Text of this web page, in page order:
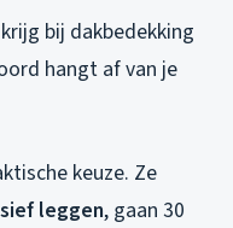
bij dakbedekking
hangt af van je
keuze. Ze
leggen, gaan 30